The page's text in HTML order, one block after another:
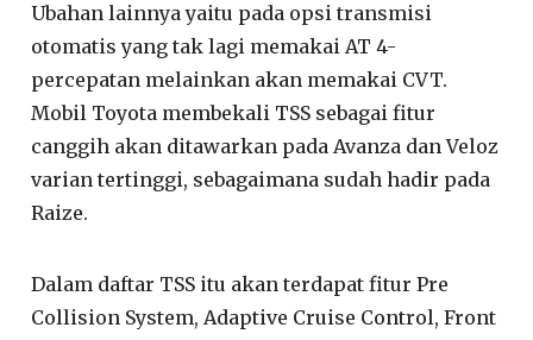
Ubahan lainnya yaitu pada opsi transmisi
otomatis yang tak lagi memakai AT 4-
percepatan melainkan akan memakai CVT.
Mobil Toyota membekali TSS sebagai fitur
canggih akan ditawarkan pada Avanza dan Veloz
varian tertinggi, sebagaimana sudah hadir pada
Raize.
Dalam daftar TSS itu akan terdapat fitur Pre
Collision System, Adaptive Cruise Control, Front